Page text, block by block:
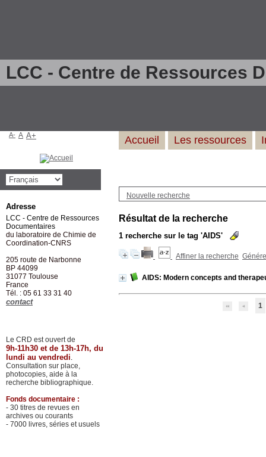
LCC - Centre de Ressources
Nouvelle recherche
Résultat de la recherche
1 recherche sur le tag 'AIDS'
Affiner la recherche
AIDS: Modern concepts and
1
Accueil Les ressources
A- A A+
Adresse
LCC - Centre de Ressources
Documentaires
du laboratoire de Chimie de
Coordination-CNRS
205 route de Narbonne
BP 44099
31077 Toulouse
France
Tél. : 05 61 33 31 40
contact
Le CRD est ouvert de
9h-11h30 et de 13h-17h, du
lundi au vendredi.
Consultation sur place,
photocopies, aide à la
recherche bibliographique.
Fonds documentaire :
- 30 titres de revues en
archives ou courants
- 7000 livres, séries et usuels